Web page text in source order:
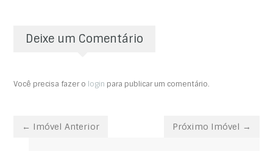
Deixe um Comentário
Você precisa fazer o login para publicar um comentário.
← Imóvel Anterior Próximo Imóvel →